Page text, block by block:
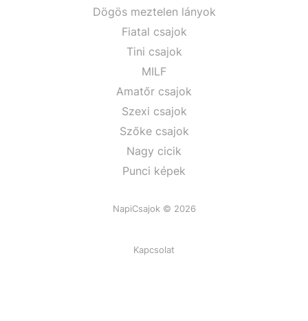
Dögös meztelen lányok
Fiatal csajok
Tini csajok
MILF
Amatőr csajok
Szexi csajok
Szőke csajok
Nagy cicik
Punci képek
NapiCsajok © 2026
Kapcsolat